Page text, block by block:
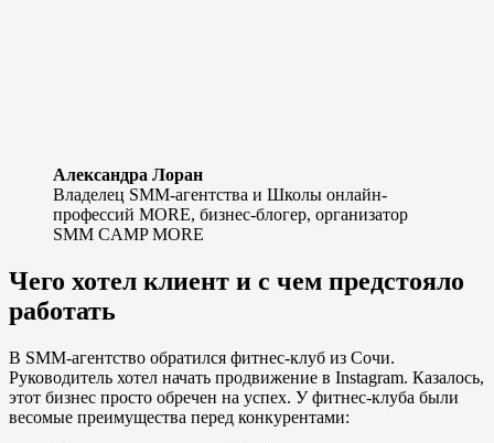
Александра Лоран
Владелец SMM-агентства и Школы онлайн-
профессий MORE, бизнес-блогер, организатор
SMM CAMP MORE
Чего хотел клиент и с чем предстояло
работать
В SMM-агентство обратился фитнес-клуб из Сочи.
Руководитель хотел начать продвижение в Instagram. Казалось,
этот бизнес просто обречен на успех. У фитнес-клуба были
весомые преимущества перед конкурентами: